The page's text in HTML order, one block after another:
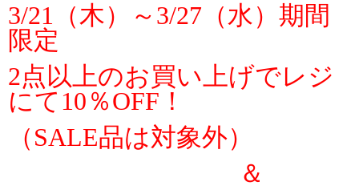
3/21（木）～3/27（水）期間
限定
2点以上のお買い上げでレジ
にて10％OFF！
（SALE品は対象外）
＆